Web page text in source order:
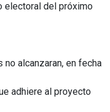
electoral del próximo
alcanzaran, en fecha
adhiere al proyecto